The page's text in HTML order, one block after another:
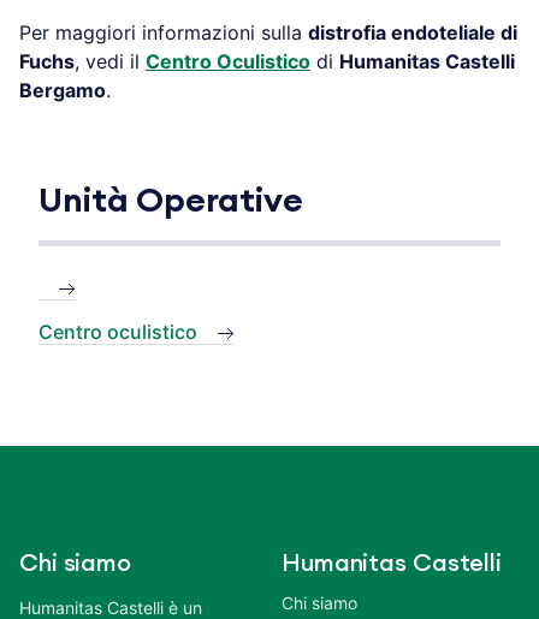
Per maggiori informazioni sulla distrofia endoteliale di
Fuchs, vedi il Centro Oculistico di Humanitas Castelli
Bergamo.
Unità Operative
Centro oculistico
Chi siamo
Humanitas Castelli è un
Humanitas Castelli
Chi siamo